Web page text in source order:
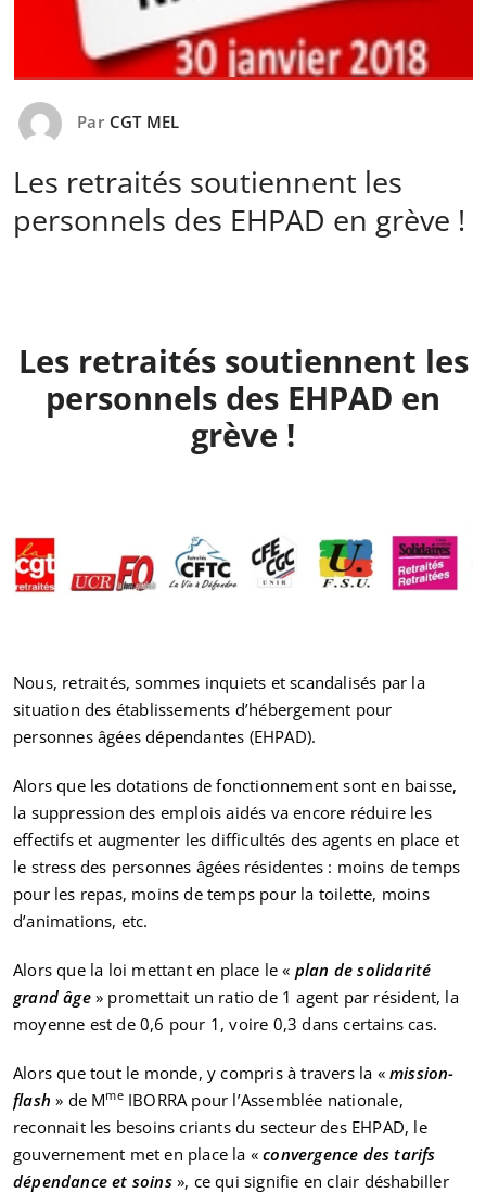
Par CGT MEL
Les retraités soutiennent les
personnels des EHPAD en grève !
Les retraités soutiennent les
personnels des EHPAD en
grève !
Nous, retraités, sommes inquiets et scandalisés par la
situation des établissements d’hébergement pour
personnes âgées dépendantes (EHPAD).
Alors que les dotations de fonctionnement sont en baisse,
la suppression des emplois aidés va encore réduire les
effectifs et augmenter les difficultés des agents en place et
le stress des personnes âgées résidentes : moins de temps
pour les repas, moins de temps pour la toilette, moins
d’animations, etc.
Alors que la loi mettant en place le « plan de solidarité
grand âge » promettait un ratio de 1 agent par résident, la
moyenne est de 0,6 pour 1, voire 0,3 dans certains cas.
Alors que tout le monde, y compris à travers la « mission-
flash » de MmeIBORRA pour l’Assemblée nationale,
reconnait les besoins criants du secteur des EHPAD, le
gouvernement met en place la «convergence des tarifs
dépendance et soins», ce qui signifie en clair déshabiller